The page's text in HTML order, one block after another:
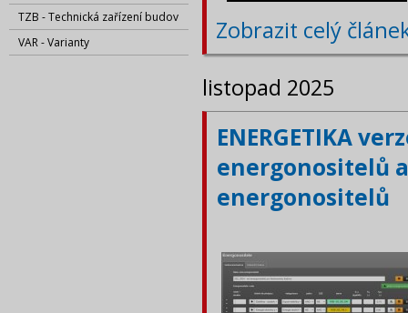
TZB - Technická zařízení budov
VAR - Varianty
Zobrazit celý
listopad 2025
ENERGETIKA
energonositelů
energonositelů